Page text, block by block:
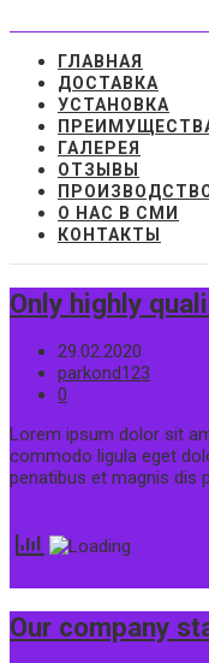
ж
и
ГЛАВНАЯ
ДОСТАВКА
УСТАНОВКА
ГАЛЕРЕЯ
ОТЗЫВЫ
О НАС В СМИ
КОНТАКТЫ
Only highly
29.02.2020
parkond123
0
Lorem ipsum dolor sit
commodo ligula eget
penatibus et magnis dis
Our company